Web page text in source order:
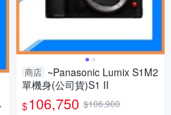
商店 ~Panasonic Lumix S1M2
單機身(公司貨)S1 II
$106,750 $106,900